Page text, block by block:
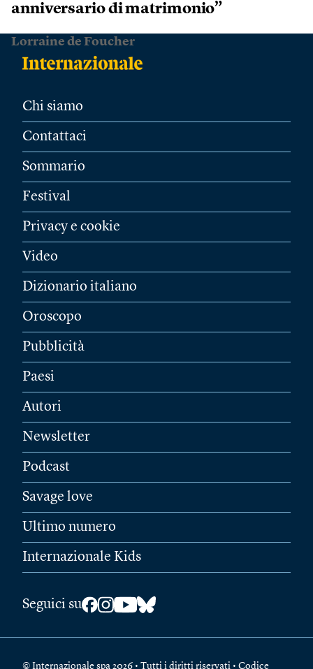
anniversario di matrimonio”
Lorraine de Foucher
Chi siamo
Contattaci
Sommario
Festival
Privacy e cookie
Video
Dizionario italiano
Oroscopo
Pubblicità
Paesi
Autori
Newsletter
Podcast
Savage love
Ultimo numero
Internazionale Kids
Seguici su
© Internazionale spa 2026 • Tutti i diritti riservati • Codice